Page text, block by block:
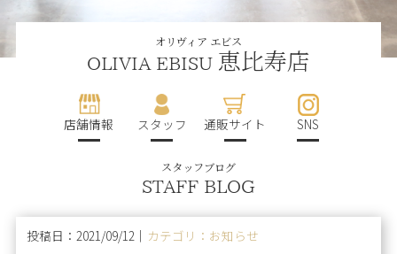
オリヴィア エビス
OLIVIA EBISU 恵比寿店
店舗情報 スタッフ 通販サイト SNS
スタッフブログ
STAFF BLOG
投稿日：2021/09/12｜ カテゴリ：お知らせ